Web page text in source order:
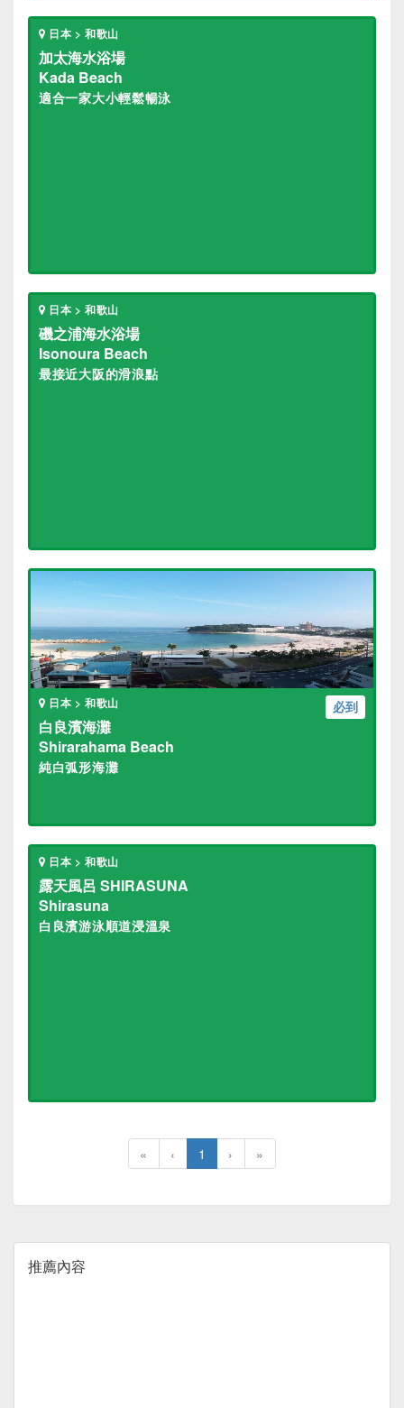
日本 > 和歌山
加太海水浴場
Kada Beach
適合一家大小輕鬆暢泳
日本 > 和歌山
磯之浦海水浴場
Isonoura Beach
最接近大阪的滑浪點
必到
日本 > 和歌山
白良濱海灘
Shirarahama Beach
純白弧形海灘
日本 > 和歌山
露天風呂 SHIRASUNA
Shirasuna
白良濱游泳順道浸溫泉
« ‹ 1 › »
推薦內容